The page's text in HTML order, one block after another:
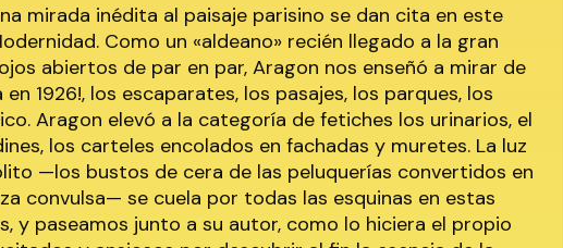
mirada inédita al paisaje parisino se dan cita en este
Como un «aldeano» recién llegado a la gran
abiertos de par en par, Aragon nos enseñó a mirar de
en 1926!, los escaparates, los pasajes, los parques, los
Aragon elevó a la categoría de fetiches los urinarios, el
los carteles encolados en fachadas y muretes. La luz
—los bustos de cera de las peluquerías convertidos en
convulsa— se cuela por todas las esquinas en estas
y paseamos junto a su autor, como lo hiciera el propio